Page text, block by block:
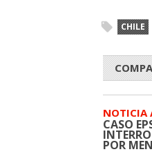
CHILE
NOTICIA
CASO
POR